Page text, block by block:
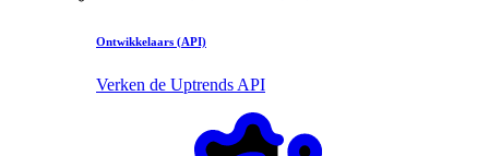
Ontwikkelaars (API)
Verken de Uptrends API